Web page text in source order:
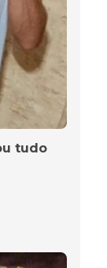
tudo